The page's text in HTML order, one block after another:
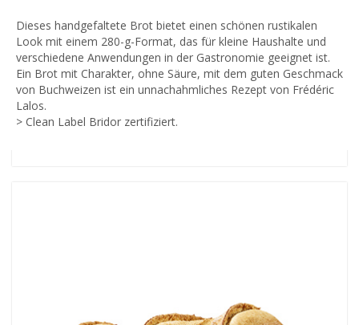
Dieses handgefaltete Brot bietet einen schönen rustikalen
Look mit einem 280-g-Format, das für kleine Haushalte und
verschiedene Anwendungen in der Gastronomie geeignet ist.
Ein Brot mit Charakter, ohne Säure, mit dem guten Geschmack
von Buchweizen ist ein unnachahmliches Rezept von Frédéric
Lalos.
> Clean Label Bridor zertifiziert.